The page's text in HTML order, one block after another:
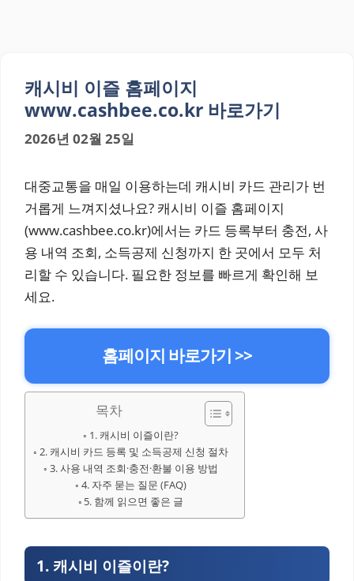
캐시비 이즐 홈페이지
www.cashbee.co.kr 바로가기
2026년 02월 25일
대중교통을 매일 이용하는데 캐시비 카드 관리가 번
거롭게 느껴지셨나요? 캐시비 이즐 홈페이지
(www.cashbee.co.kr)에서는 카드 등록부터 충전, 사
용 내역 조회, 소득공제 신청까지 한 곳에서 모두 처
리할 수 있습니다. 필요한 정보를 빠르게 확인해 보
세요.
홈페이지 바로가기 >>
목차
1. 캐시비 이즐이란?
2. 캐시비 카드 등록 및 소득공제 신청 절차
3. 사용 내역 조회·충전·환불 이용 방법
4. 자주 묻는 질문 (FAQ)
5. 함께 읽으면 좋은 글
1. 캐시비 이즐이란?